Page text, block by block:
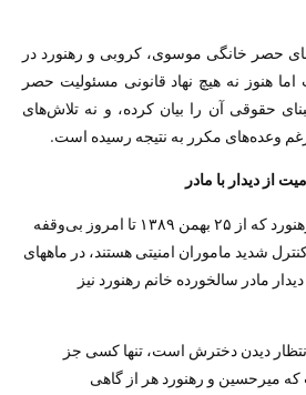
حصر خانگی موسوی، کروبی و رهنورد در
به ۱۳۰۰ است اما هنوز نه هیچ نهاد قانونی مسئولیت حصر
حقوقی آن را بیان کرده، و نه تلاش‌های
وعده‌های مکرر به نتیجه رسیده است.
از دیدار با مادر
میرحسین موسوی و زهرا رهنورد که از ۲۵ بهمن ۱۳۸۹ تا امروز بی‌وقفه
شدید ماموران امنیتی هستند، در ماههای
مادر سالخورده خانم رهنورد نیز
دیدن دخترش است، تنها کسی جز
میرحسین و رهنورد هر از گاهی